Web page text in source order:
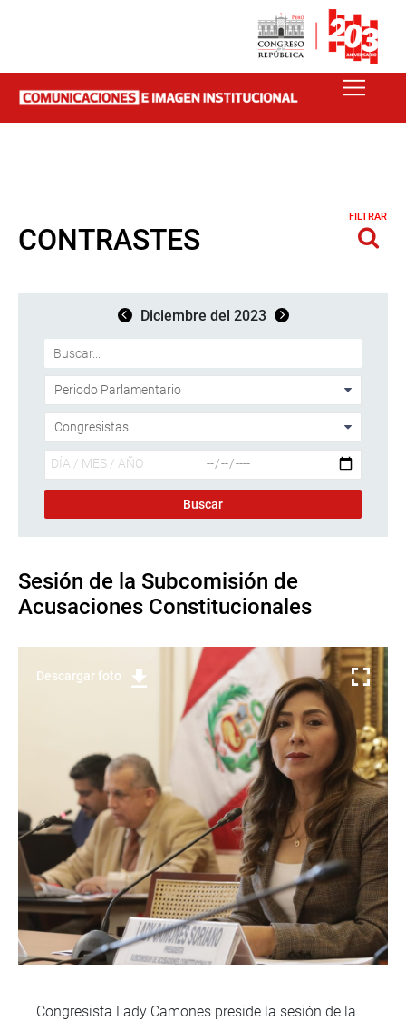
CONTRASTES
FILTRAR
Diciembre del 2023
Sesión de la Subcomisión de
Acusaciones Constitucionales
Descargar foto
Congresista Lady Camones preside la sesión de la